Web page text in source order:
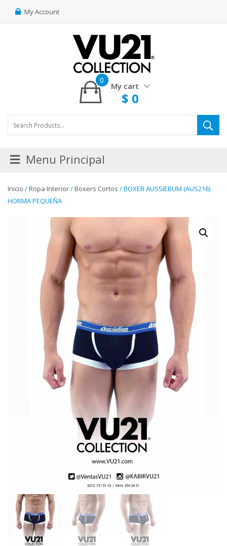
My Account
My cart
0
$ 0
Menu Principal
Inicio /Ropa Interior/Boxers Cortos / BOXER AUSSIEBUM (AUS216)
HORMA PEQUEÑA